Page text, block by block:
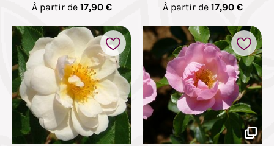
À partir de 17,90 € À partir de 17,90 €